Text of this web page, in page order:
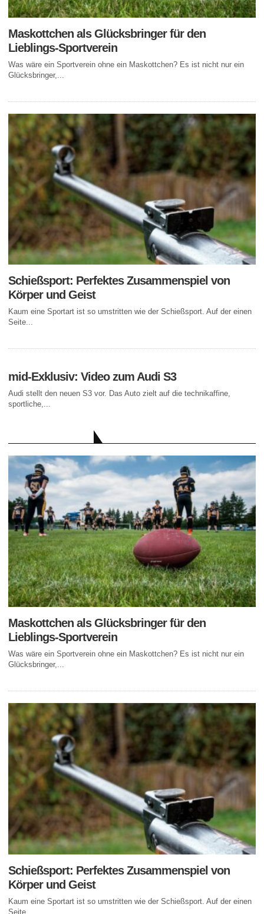
Maskottchen als Glücksbringer für den
Lieblings-Sportverein
Was wäre ein Sportverein ohne ein Maskottchen? Es ist nicht nur ein
Glücksbringer,...
Schießsport: Perfektes Zusammenspiel von
Körper und Geist
Kaum eine Sportart ist so umstritten wie der Schießsport. Auf der einen
Seite...
mid-Exklusiv: Video zum Audi S3
Audi stellt den neuen S3 vor. Das Auto zielt auf die technikaffine,
sportliche,...
Maskottchen als Glücksbringer für den
Lieblings-Sportverein
Was wäre ein Sportverein ohne ein Maskottchen? Es ist nicht nur ein
Glücksbringer,...
Schießsport: Perfektes Zusammenspiel von
Körper und Geist
Kaum eine Sportart ist so umstritten wie der Schießsport. Auf der einen
Seite...